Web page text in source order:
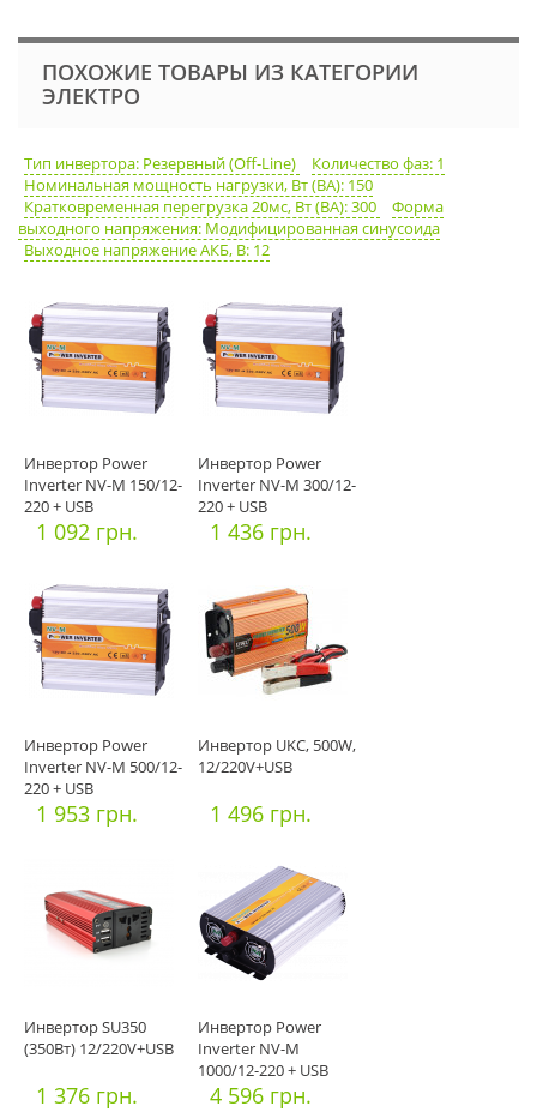
ПОХОЖИЕ ТОВАРЫ ИЗ КАТЕГОРИИ
ЭЛЕКТРО
Тип инвертора: Резервный (Off-Line)
Количество фаз: 1
Номинальная мощность нагрузки, Вт (ВА): 150
Кратковременная перегрузка 20мс, Вт (ВА): 300
Форма
выходного напряжения: Модифицированная синусоида
Выходное напряжение АКБ, В: 12
Инвертор Power
Inverter NV-M 150/12-
220 + USB
1 092 грн.
Инвертор Power
Inverter NV-M 300/12-
220 + USB
1 436 грн.
Инвертор Power
Inverter NV-M 500/12-
220 + USB
1 953 грн.
Инвертор UKC, 500W,
12/220V+USB
1 496 грн.
Инвертор SU350
(350Вт) 12/220V+USB
1 376 грн.
Инвертор Power
Inverter NV-M
1000/12-220 + USB
4 596 грн.